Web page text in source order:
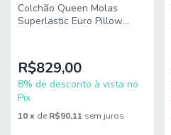
Colchão Queen Molas
Superlastic Euro Pillow
R$829,00
8% de desconto à vista no
Pix
10x de R$90,11 sem juros